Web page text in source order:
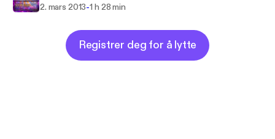
2. mars 2013-1 h 28 min
Registrer deg for å lytte